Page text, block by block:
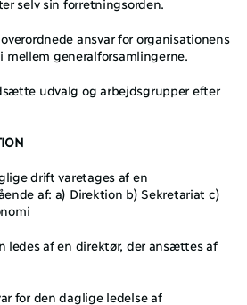
selv sin forretningsorden.
ansvar for organisationens
mellem generalforsamlingerne.
udvalg og arbejdsgrupper efter
drift varetages af en
af: a) Direktion b) Sekretariat c)
ledes af en direktør, der ansættes af
for den daglige ledelse af